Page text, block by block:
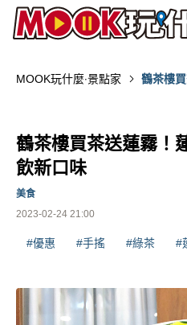
MOOK玩什麼‧景點家
鶴茶樓
鶴茶樓買茶送蓮霧！
飲新口味
2023-02-24 21:00
美食
#優惠 #手搖 #綠茶 #